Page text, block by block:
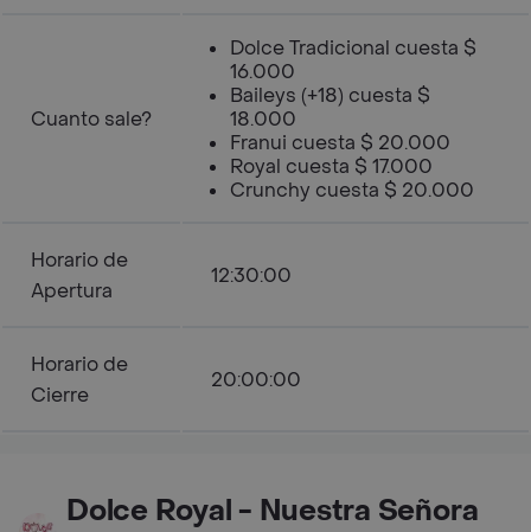
Cuanto sale?
Dolce Tradicional cuesta $
16.000
Baileys (+18) cuesta $
18.000
Franui cuesta $ 20.000
Royal cuesta $ 17.000
Crunchy cuesta $ 20.000
Horario de
Apertura
12:30:00
Horario de
Cierre
20:00:00
Dolce Royal - Nuestra Señora